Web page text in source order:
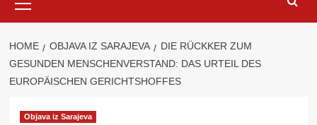
Menu
HOME OBJAVA IZ SARAJEVA
DIE RÜCKKER ZUM
GESUNDEN MENSCHENVERSTAND: DAS URTEIL DES
EUROPÄISCHEN GERICHTSHOFFES
Objava iz Sarajeva